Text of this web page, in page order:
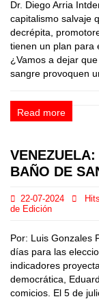
Dr. Diego Arria
capitalismo salvaje
decrépita,
tienen un plan para
¿Vamos a dejar
sangre provoquen
Read more
BAÑO DE
22-07-2024
de Edición
Por: Luis Gonzales
días para las
indicadores
democrática,
comicios. El 5 de